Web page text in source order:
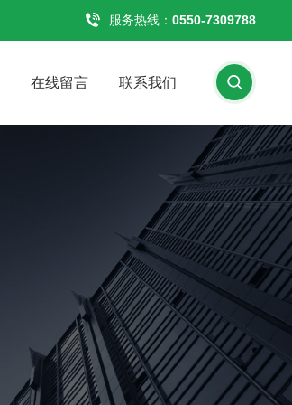
服务热线： 0550-7309788
在线留言 联系我们